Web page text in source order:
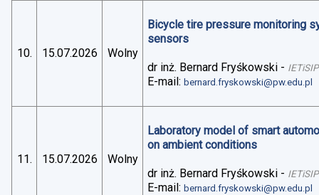
10. 15.07.2026 Wolny
Bicycle tire pressure monitoring
sensors
dr inż. Bernard Fryśkowski - IETiSIP
E-mail:bernard.fryskowski@pw.edu.pl
11. 15.07.2026 Wolny
Laboratory model of smart
on ambient conditions
dr inż. Bernard Fryśkowski - IETiSIP
E-mail:bernard.fryskowski@pw.edu.pl